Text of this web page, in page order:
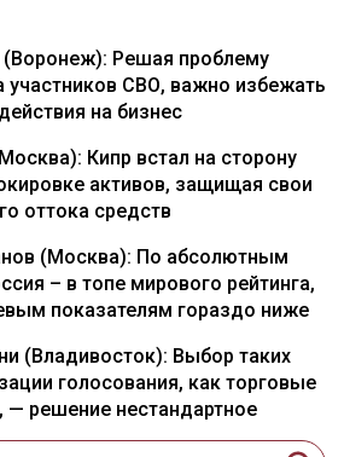
Решая проблему
участников СВО, важно избежать
на бизнес
Кипр встал на сторону
активов, защищая свои
оттока средств
(Москва): По абсолютным
– в топе мирового рейтинга,
показателям гораздо ниже
(Владивосток): Выбор таких
голосования, как торговые
— решение нестандартное